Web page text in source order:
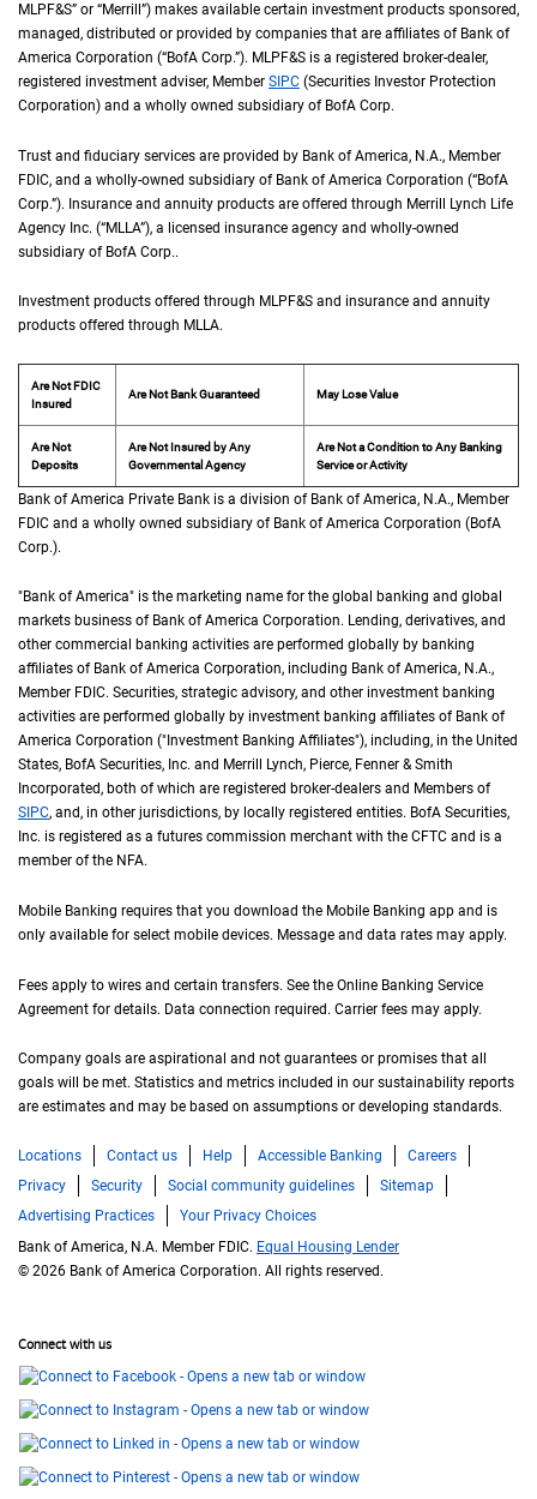
MLPF&S” or “Merrill”) makes available certain investment products sponsored,
managed, distributed or provided by companies that are affiliates of Bank of
America Corporation (“B of A Corp.
BofA Corp.”). M L P F and S
MLPF&S is a registered broker-dealer,
registered investment adviser, Member S I P C
SIPC (Securities Investor Protection
Corporation) and a wholly owned subsidiary of B of A Corp.
BofA Corp.
Trust and fiduciary services are provided by Bank of America, N A
N.A., Member
FDIC, and a wholly-owned subsidiary of Bank of America Corporation (“B of A
BofA
Corp.”). Insurance and annuity products are offered through Merrill Lynch Life
Agency Inc. (“M L L A
MLLA”), a licensed insurance agency and wholly-owned
subsidiary of B of A Corp.
BofA Corp..
Investment products offered through M L P F and S
MLPF&S and insurance and annuity
products offered through M L L A
MLLA.
Are Not FDIC
Insured
Are Not Bank Guaranteed May Lose Value
Are Not
Deposits
Are Not Insured by Any
Governmental Agency
Are Not a Condition to Any Banking
Service or Activity
Bank of America Private Bank is a division of Bank of America, N A
N.A., Member
FDIC and a wholly owned subsidiary of Bank of America Corporation (B of A
BofA
Corp.).
"Bank of America" is the marketing name for the global banking and global
markets business of Bank of America Corporation. Lending, derivatives, and
other commercial banking activities are performed globally by banking
affiliates of Bank of America Corporation, including Bank of America, N A
N.A.,
Member F D I C
FDIC. Securities, strategic advisory, and other investment banking
activities are performed globally by investment banking affiliates of Bank of
America Corporation ("Investment Banking Affiliates"), including, in the United
United
States, B of A
BofA Securities, Inc. and Merrill Lynch, Pierce, Fenner & Smith
Incorporated, both of which are registered broker-dealers and Members of
S I P C
SIPC, and, in other jurisdictions, by locally registered entities. B of A
BofA Securities,
Inc. is registered as a futures commission merchant with the C F T C
CFTC and is a
member of the N F A
NFA.
Mobile Banking requires that you download the Mobile Banking app and is
only available for select mobile devices. Message and data rates may apply.
Fees apply to wires and certain transfers. See the Online Banking Service
Agreement for details. Data connection required. Carrier fees may apply.
Company goals are aspirational and not guarantees or promises that all
goals will be met. Statistics and metrics included in our sustainability reports
are estimates and may be based on assumptions or developing standards.
Locations Contact us Help Accessible Banking
Careers
Privacy
Security Social community guidelines
Sitemap
Advertising Practices
Your Privacy Choices
Bank of America, N.A. Member FDIC. Equal Housing Lender
© 2026 Bank of America Corporation. All rights reserved.
Connect with us